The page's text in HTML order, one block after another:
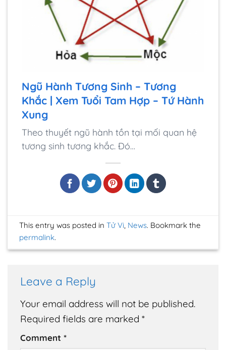
Ngũ Hành Tương Sinh – Tương
Khắc | Xem Tuổi Tam Hợp – Tứ Hành
Xung
Theo thuyết ngũ hành tồn tại mối quan hệ
tương sinh tương khắc. Đó…
This entry was posted in Tử Vi, News. Bookmark the
permalink.
Leave a Reply
Your email address will not be published.
Required fields are marked *
Comment *